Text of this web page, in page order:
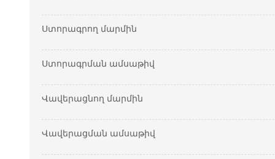
Ստորագրող մարմին
Ստորագրման ամսաթիվ
Վավերացնող մարմին
Վավերացման ամսաթիվ